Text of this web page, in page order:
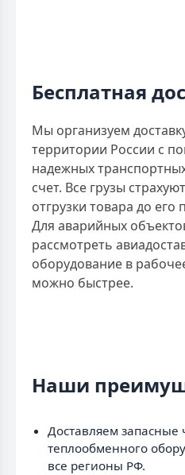
Бесплатная
Мы организуем
территории России с
надежных
счет. Все грузы
отгрузки товара до
Для аварийных
рассмотреть
оборудование в
можно быстрее.
Наши
Доставляем запасные
теплообменного
все регионы РФ.